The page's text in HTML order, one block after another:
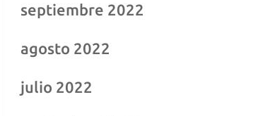
septiembre 2022
agosto 2022
julio 2022